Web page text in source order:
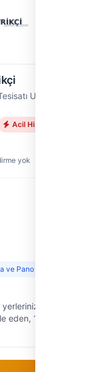
Ustası
Acil Hizmet
yok
ve Pano Tamiri
yerlerinizdeki
10 yıllık